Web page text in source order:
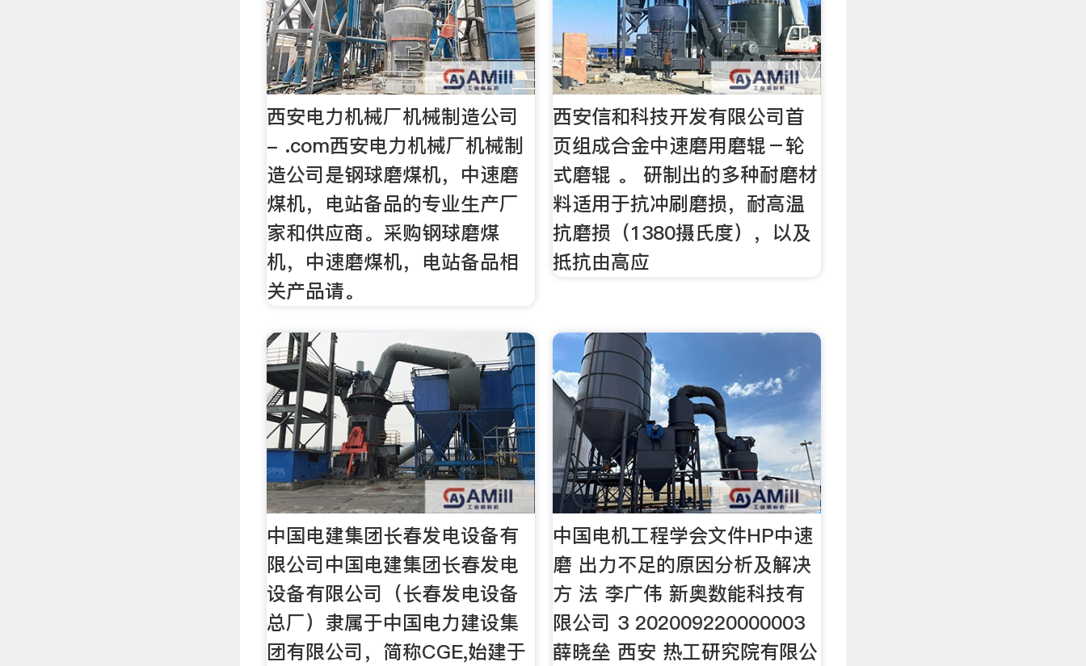
西安电力机械厂机械制造公司
- .com西安电力机械厂机械制
造公司是钢球磨煤机，中速磨
煤机，电站备品的专业生产厂
家和供应商。采购钢球磨煤
机，中速磨煤机，电站备品相
关产品请。
西安信和科技开发有限公司首
页组成合金中速磨用磨辊－轮
式磨辊 。 研制出的多种耐磨材
料适用于抗冲刷磨损，耐高温
抗磨损（1380摄氏度），以及
抵抗由高应
中国电建集团长春发电设备有
限公司中国电建集团长春发电
设备有限公司（长春发电设备
总厂）隶属于中国电力建设集
团有限公司，简称CGE,始建于
中国电机工程学会文件HP中速
磨 出力不足的原因分析及解决
方 法 李广伟 新奥数能科技有
限公司 3 202009220000003
薛晓垒 西安 热工研究院有限公